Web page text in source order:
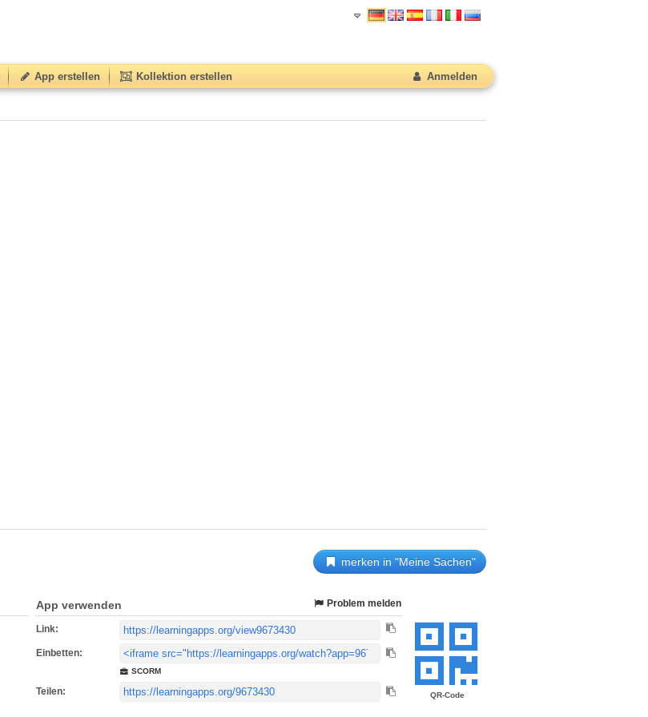
App erstellen Kollektion erstellen Anmelden
merken in "Meine Sachen"
QR-Code
App verwenden Problem melden
Link:
Einbetten:
SCORM
Teilen: